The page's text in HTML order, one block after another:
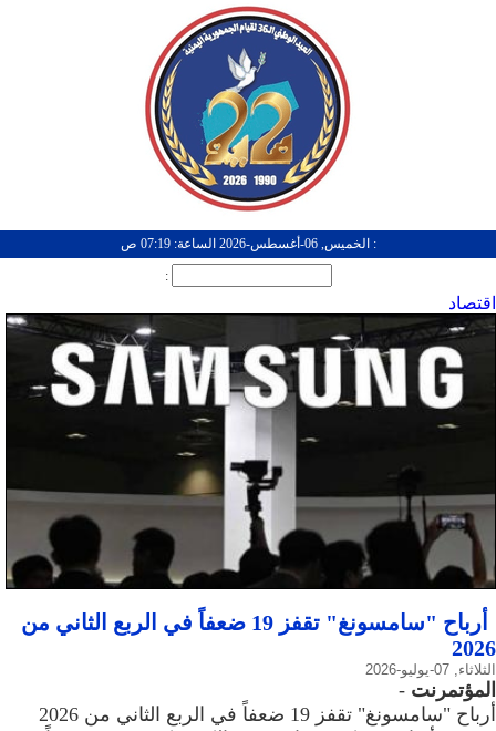
: الخميس, 06-أغسطس-2026 الساعة: 07:19 ص
:
اقتصاد
أرباح "سامسونغ" تقفز 19 ضعفاً في الربع الثاني من
2026
الثلاثاء, 07-يوليو-2026
المؤتمرنت -
أرباح "سامسونغ" تقفز 19 ضعفاً في الربع الثاني من 2026